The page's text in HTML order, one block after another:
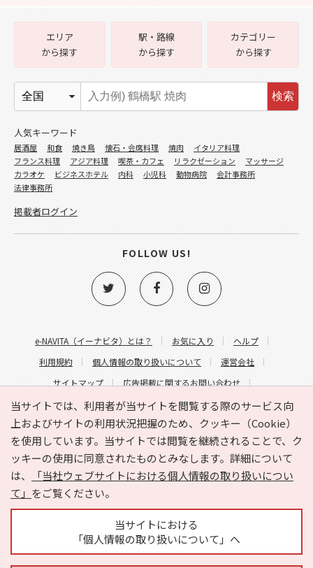
当サイトでは、利用者が当サイトを閲覧する際のサービス向
上およびサイトの利用状況把握のため、クッキー（Cookie）
を使用しています。当サイトでは閲覧を継続されることで、ク
ッキーの使用に同意されたものとみなします。詳細について
は、
「当社ウェブサイトにおける個人情報の取り扱いについ
て」 をご覧ください。
当サイトにおける
「個人情報の取り扱いについて」へ
e-NAVITA（イーナビタ）とは？ お気に入り
ヘルプ
利用規約
個人情報の取り扱いについて
運営会社
サイトマップ
広告掲載に関するお問い合わせ
サイトの内容に関するお問い合わせ
エリア
から探す
駅・路線
から探す
カテゴリー
から探す
検索
人気キーワード
居酒屋 和食 焼き鳥 懐石・会席料理 焼肉
イタリア料理
フランス料理
アジア料理 喫茶・カフェ リラクゼーション
マッサージ
カラオケ
ビジネスホテル 内科 小児科 動物病院
会計事務所
法律事務所
掲載者ログイン
FOLLOW US!
Copyright © HYOJITO.Co.,Ltd. All Rights Reserved.